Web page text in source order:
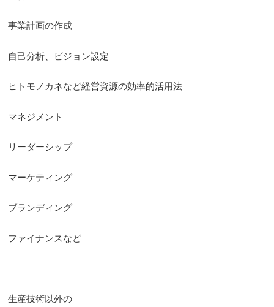
事業計画の作成
自己分析、ビジョン設定
ヒトモノカネなど経営資源の効率的活用法
マネジメント
リーダーシップ
マーケティング
ブランディング
ファイナンスなど
生産技術以外の